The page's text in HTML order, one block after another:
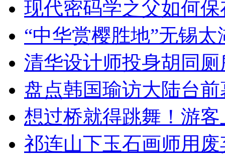
现代密码学之父如何
“中华赏樱胜地”无锡
清华设计师投身胡同
盘点韩国瑜访大陆台
想过桥就得跳舞！游客
祁连山下玉石画师用